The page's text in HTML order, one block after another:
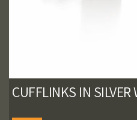
CUFFLINKS IN